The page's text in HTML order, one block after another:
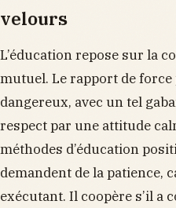
velours
L’éducation repose sur la
mutuel. Le rapport de
dangereux, avec un tel
respect par une attitude
méthodes d’éducation
demandent de la patience,
exécutant. Il coopère s’il a